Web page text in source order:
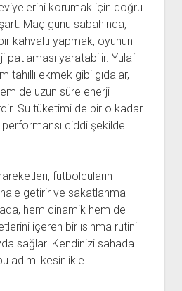
korumak için doğru
Maç günü sabahında,
kahvaltı yapmak, oyunun
patlaması yaratabilir. Yulaf
tahıllı ekmek gibi gıdalar,
de uzun süre enerji
Su tüketimi de bir o kadar
ciddi şekilde
futbolcuların
hale getirir ve sakatlanma
hem dinamik hem de
içeren bir ısınma rutini
sağlar. Kendinizi sahada
adımı kesinlikle